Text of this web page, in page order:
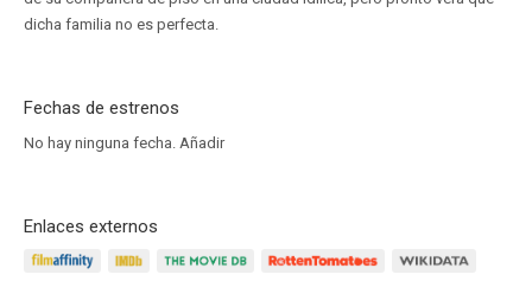
dicha familia no es perfecta.
Fechas de estrenos
No hay ninguna fecha. Añadir
Enlaces externos